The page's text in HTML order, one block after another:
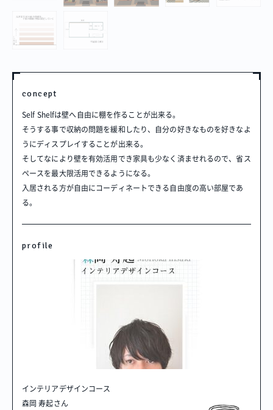
concept
Self Shelfは壁へ自由に棚を作ることが出来る。
そうする事で収納の問題を緩和したり、自分の好きなものを好きなよ
うにディスプレイすることが出来る。
そしてなにより壁を有効活用でき家具も少なく済ませれるので、省ス
ペースを最大限活用できるようになる。
入居される方が自由にコーディネートできる自由度の高い部屋であ
る。
profile
インテリアデザインコース
森岡 寿起さん